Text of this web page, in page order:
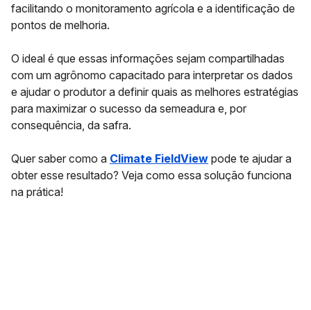
facilitando o monitoramento agrícola e a identificação de
pontos de melhoria.
O ideal é que essas informações sejam compartilhadas
com um agrônomo capacitado para interpretar os dados
e ajudar o produtor a definir quais as melhores estratégias
para maximizar o sucesso da semeadura e, por
consequência, da safra.
Quer saber como a Climate FieldView pode te ajudar a
obter esse resultado? Veja como essa solução funciona
na prática!